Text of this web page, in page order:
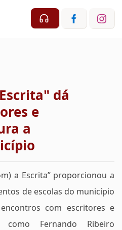
dá
e
a
a Escrita” proporcionou a
de escolas do município
com escritores e
como Fernando Ribeiro